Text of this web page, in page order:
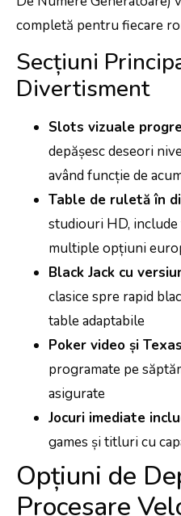
completă pentru fiecare
Secțiuni
Divertisment
Slots vizuale
depășesc deseori
având funcție de
Table de ruletă în
studiouri HD,
multiple opțiuni
Black Jack cu
clasice spre rapid
table adaptabile
Poker video și
programate pe
asigurate
Jocuri imediate
games și titluri cu
Opțiuni de
Procesare